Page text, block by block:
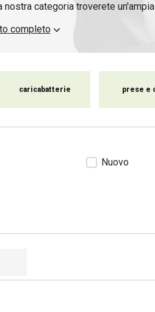
nostra categoria troverete
vostri dispositivi elettronici siano
completo
caricabatterie prese e
Nuovo